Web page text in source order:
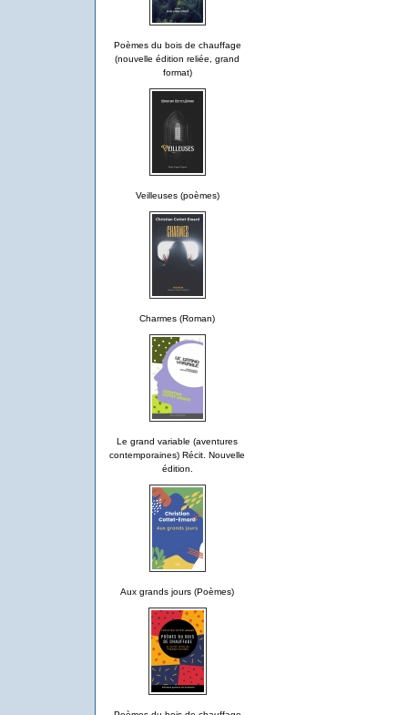
Poèmes du bois de chauffage
(nouvelle édition reliée, grand
format)
Veilleuses (poèmes)
Charmes (Roman)
Le grand variable (aventures
contemporaines) Récit. Nouvelle
édition.
Aux grands jours (Poèmes)